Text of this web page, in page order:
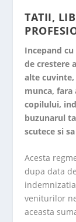
TATII,
Incepand
de crestere
alte cuvinte,
munca,
copilului,
buzunarul
scutece si
Acesta
dupa data
veniturilor
aceasta